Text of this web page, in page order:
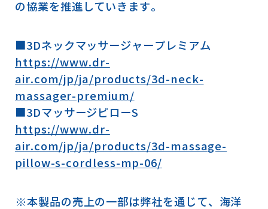
の協業を推進していきます。
■3Dネックマッサージャープレミアム
https://www.dr-
air.com/jp/ja/products/3d-neck-
massager-premium/
■3DマッサージピローS
https://www.dr-
air.com/jp/ja/products/3d-massage-
pillow-s-cordless-mp-06/
※本製品の売上の一部は弊社を通じて、海洋